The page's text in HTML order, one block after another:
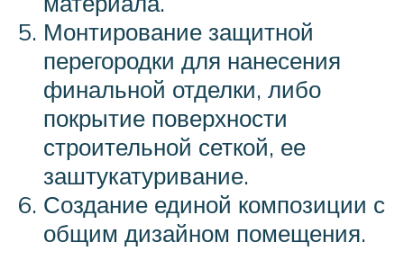
Монтирование защитной
перегородки для нанесения
финальной отделки, либо
покрытие поверхности
строительной сеткой, ее
заштукатуривание.
Создание единой композиции с
общим дизайном помещения.